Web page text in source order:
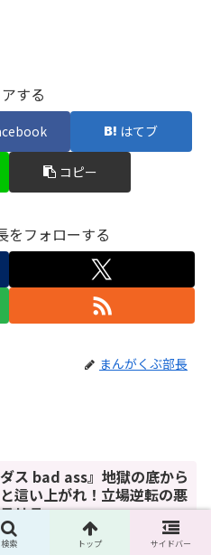
する
はてブ
コピー
をフォローする
まんがくぶ部長
ダス bad ass』地獄の底から
這い上がれ！立場逆転の悪
リラー
に読んではいけない漫画」とまで
、社会の暗部をえぐり出す圧倒的
検索 トップ サイドバー